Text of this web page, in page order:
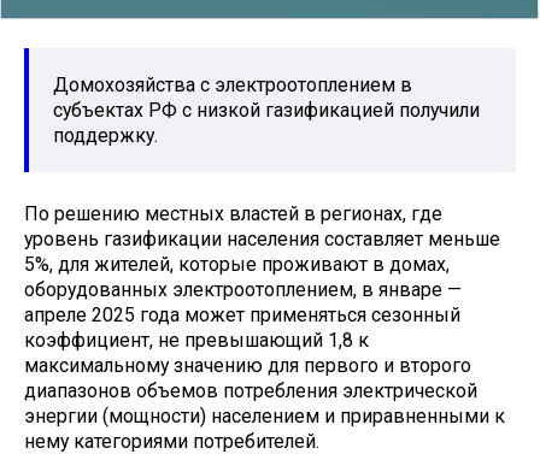
Домохозяйства с электроотоплением в
субъектах РФ с низкой газификацией получили
поддержку.
По решению местных властей в регионах, где
уровень газификации населения составляет меньше
5%, для жителей, которые проживают в домах,
оборудованных электроотоплением, в январе —
апреле 2025 года может применяться сезонный
коэффициент, не превышающий 1,8 к
максимальному значению для первого и второго
диапазонов объемов потребления электрической
энергии (мощности) населением и приравненными к
нему категориями потребителей.